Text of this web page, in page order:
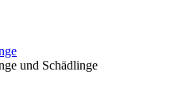
und Schädlinge